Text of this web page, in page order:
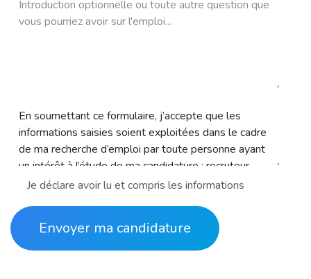
Je déclare avoir lu et compris les informations
Envoyer ma candidature​​